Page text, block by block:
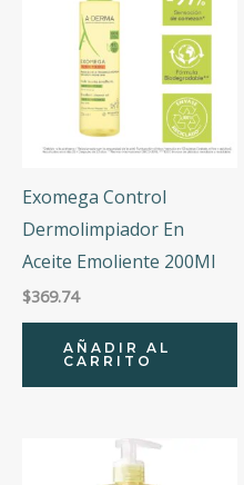
Exomega Control
Dermolimpiador En
Aceite Emoliente 200Ml
$369.74
AÑADIR AL
CARRITO